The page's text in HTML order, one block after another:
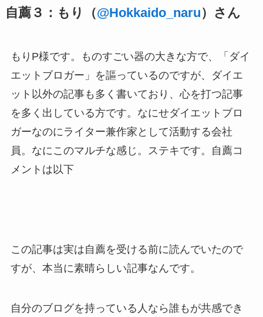
自薦３：もり（@Hokkaido_naru）さん
もりP様です。ものすごい器の大きな方で、「ダイ
エットブロガー」を謳っているのですが、ダイエ
ット以外の記事も多く書いており、心を打つ記事
を多く出している方です。なにせダイエットブロ
ガーなのにライター兼作家として活動する会社
員。なにこのマルチな感じ。ステキです。自薦コ
メントは以下
この記事は実は自薦を受ける前に読んでいたので
すが、本当に素晴らしい記事なんです。
自分のブログを持っている人なら誰もが共感でき